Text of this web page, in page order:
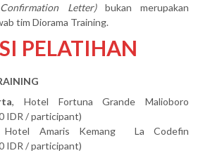
Confirmation Letter)bukan merupakan
tim Diorama Training.
PELATIHAN
, Hotel Fortuna Grande Malioboro
IDR / participant)
Amaris Kemang La Codefin
IDR / participant)